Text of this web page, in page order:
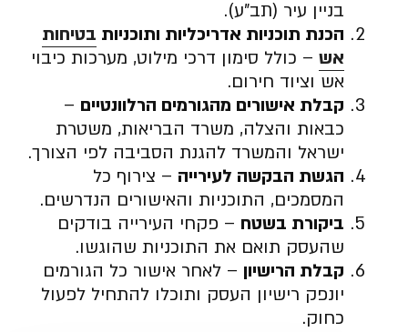
בניין עיר (תב”ע).
הכנת תוכניות אדריכליות ותוכניות בטיחות
אש – כולל סימון דרכי מילוט, מערכות כיבוי
אש וציוד חירום.
קבלת אישורים מהגורמים הרלוונטיים –
כבאות והצלה, משרד הבריאות, משטרת
ישראל והמשרד להגנת הסביבה לפי הצורך.
הגשת הבקשה לעירייה – צירוף כל
המסמכים, התוכניות והאישורים הנדרשים.
ביקורת בשטח – פקחי העירייה בודקים
שהעסק תואם את התוכניות שהוגשו.
קבלת הרישיון – לאחר אישור כל הגורמים
יונפק רישיון העסק ותוכלו להתחיל לפעול
כחוק.